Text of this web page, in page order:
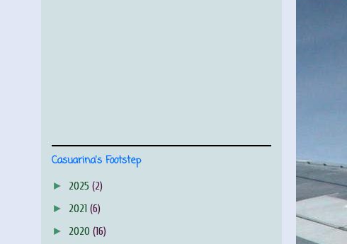
Casuarina's Footstep
► 2025 (2)
► 2021 (6)
► 2020 (16)